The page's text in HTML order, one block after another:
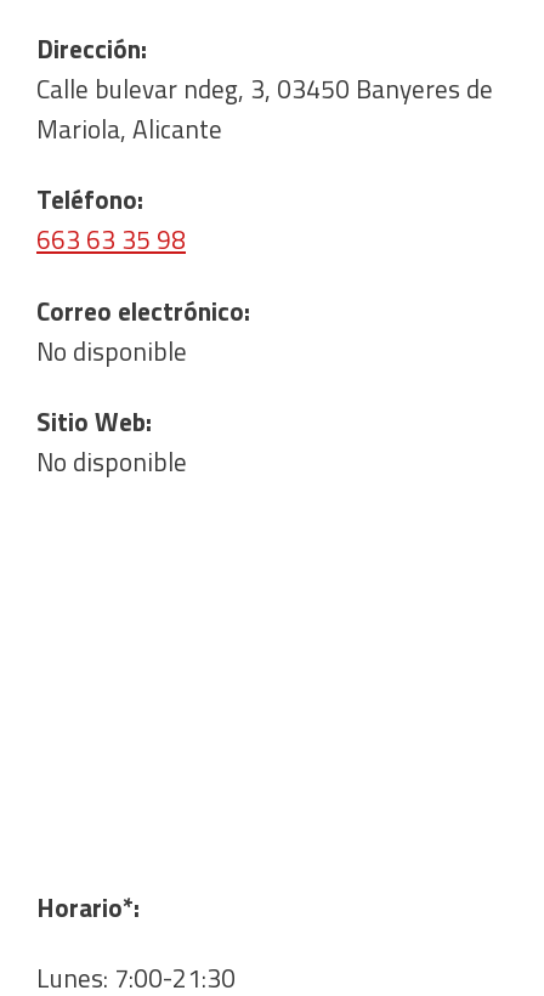
Dirección:
Calle bulevar ndeg, 3, 03450 Banyeres de
Mariola, Alicante
Teléfono:
663 63 35 98
Correo electrónico:
No disponible
Sitio Web:
No disponible
Horario*:
Lunes: 7:00-21:30